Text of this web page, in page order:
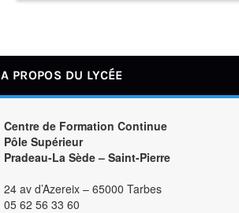
A PROPOS DU LYCÉE
Centre de Formation Continue
Pôle Supérieur
Pradeau-La Sède – Saint-Pierre
24 av d’Azereix – 65000 Tarbes
05 62 56 33 60